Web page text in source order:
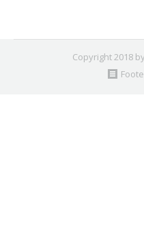
Copyright 2018